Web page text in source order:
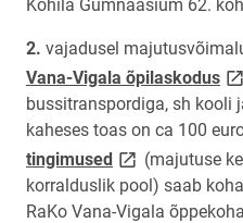
Kohila Gümnaasium 62.
vajadusel
Vana-Vigala õpilaskodus
bussitranspordiga, sh kooli
kaheses toas on ca 100
tingimusedlink opens on
(majutuse
korralduslik pool) saab
RaKo Vana-Vigala